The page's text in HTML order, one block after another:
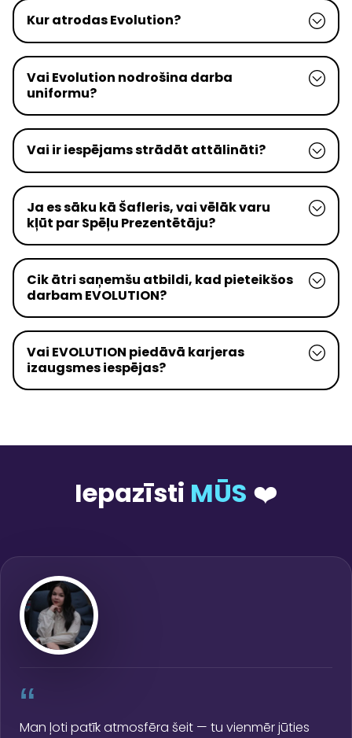
Kur atrodas Evolution?
Vai Evolution nodrošina darba
uniformu?
Vai ir iespējams strādāt attālināti?
Ja es sāku kā Šafleris, vai vēlāk varu
kļūt par Spēļu Prezentētāju?
Cik ātri saņemšu atbildi, kad pieteikšos
darbam EVOLUTION?
Vai EVOLUTION piedāvā karjeras
izaugsmes iespējas?
Iepazīsti MŪS ❤️
“
Man ļoti patīk atmosfēra šeit — tu vienmēr jūties